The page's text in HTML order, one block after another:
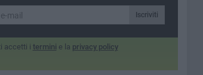
Iscriviti
accetti i termini e la privacy policy